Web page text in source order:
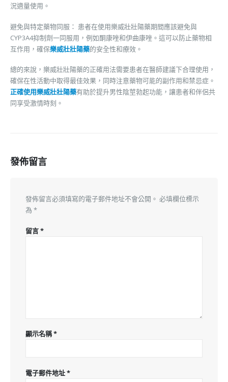
況適量使用。
避免與特定藥物同服： 患者在使用樂威壯壯陽藥期間應該避免與
CYP3A4抑制劑一同服用，例如酮康唑和伊曲康唑。這可以防止藥物相
互作用，確保樂威壯壯陽藥的安全性和療效。
總的來說，樂威壯壯陽藥的正確用法需要患者在醫師建議下合理使用，
確保在性活動中取得最佳效果，同時注意藥物可能的副作用和禁忌症。
正確使用樂威壯壯陽藥有助於提升男性陰莖勃起功能，讓患者和伴侶共
同享受激情時刻。
發佈留言
發佈留言必須填寫的電子郵件地址不會公開。 必填欄位標示
為 *
留言*
顯示名稱*
電子郵件地址*